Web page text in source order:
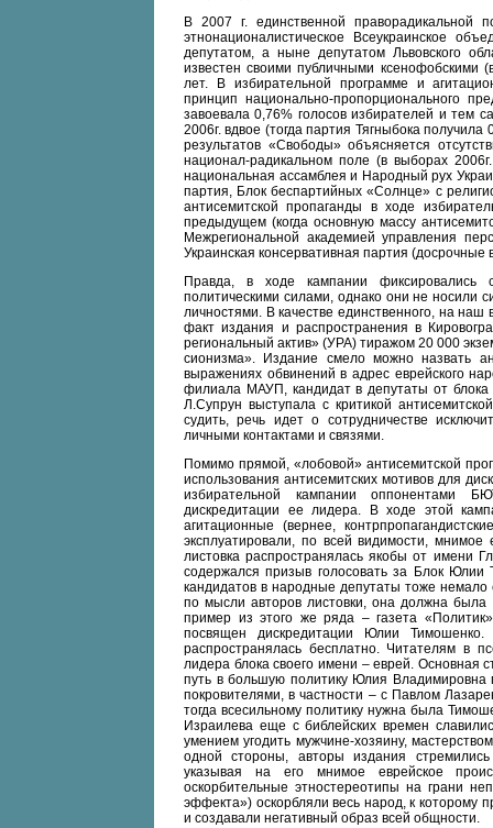
В 2007 г. единственной праворадикальной
этнонационалистическое Всеукраинское
депутатом, а ныне депутатом Львовского
известен своими публичными ксенофобскими
лет. В избирательной программе и
принцип национально-пропорционального
завоевала 0,76% голосов избирателей и тем
2006г. вдвое (тогда партия Тягныбока
результатов «Свободы» объясняется
национал-радикальном поле (в выборах
национальная ассамблея и Народный рух
партия, Блок беспартийных «Солнце» с
антисемитской пропаганды в ходе
предыдущем (когда основную массу
Межрегиональной академией управления
Украинская консервативная партия
Правда, в ходе кампании фиксировались
политическими силами, однако они не носили
личностями. В качестве единственного, на
факт издания и распространения в
региональный актив» (УРА) тиражом 20 000
сионизма». Издание смело можно назвать
выражениях обвинений в адрес еврейского
филиала МАУП, кандидат в депутаты от
Л.Супрун выступала с критикой
судить, речь идет о сотрудничестве
личными контактами и связями.
Помимо прямой, «лобовой» антисемитской
использования антисемитских мотивов для
избирательной кампании оппонентами
дискредитации ее лидера. В ходе этой
агитационные (вернее,
эксплуатировали, по всей видимости,
листовка распространялась якобы от имени
содержался призыв голосовать за Блок
кандидатов в народные депутаты тоже
по мысли авторов листовки, она должна была
пример из этого же ряда – газета
посвящен дискредитации Юлии
распространялась бесплатно. Читателям в
лидера блока своего имени – еврей. Основная
путь в большую политику Юлия
покровителями, в частности – с Павлом
тогда всесильному политику нужна была
Израилева еще с библейских времен
умением угодить мужчине-хозяину,
одной стороны, авторы издания
указывая на его мнимое еврейское
оскорбительные этностереотипы на грани
эффекта») оскорбляли весь народ, к которому
и создавали негативный образ всей общности.